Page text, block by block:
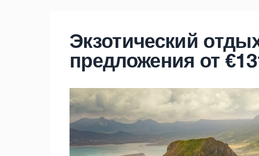
Экзотический
предложения от